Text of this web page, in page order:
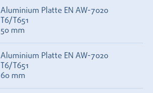
Aluminium Platte EN AW-7020
T6/T651
50 mm
Aluminium Platte EN AW-7020
T6/T651
60 mm